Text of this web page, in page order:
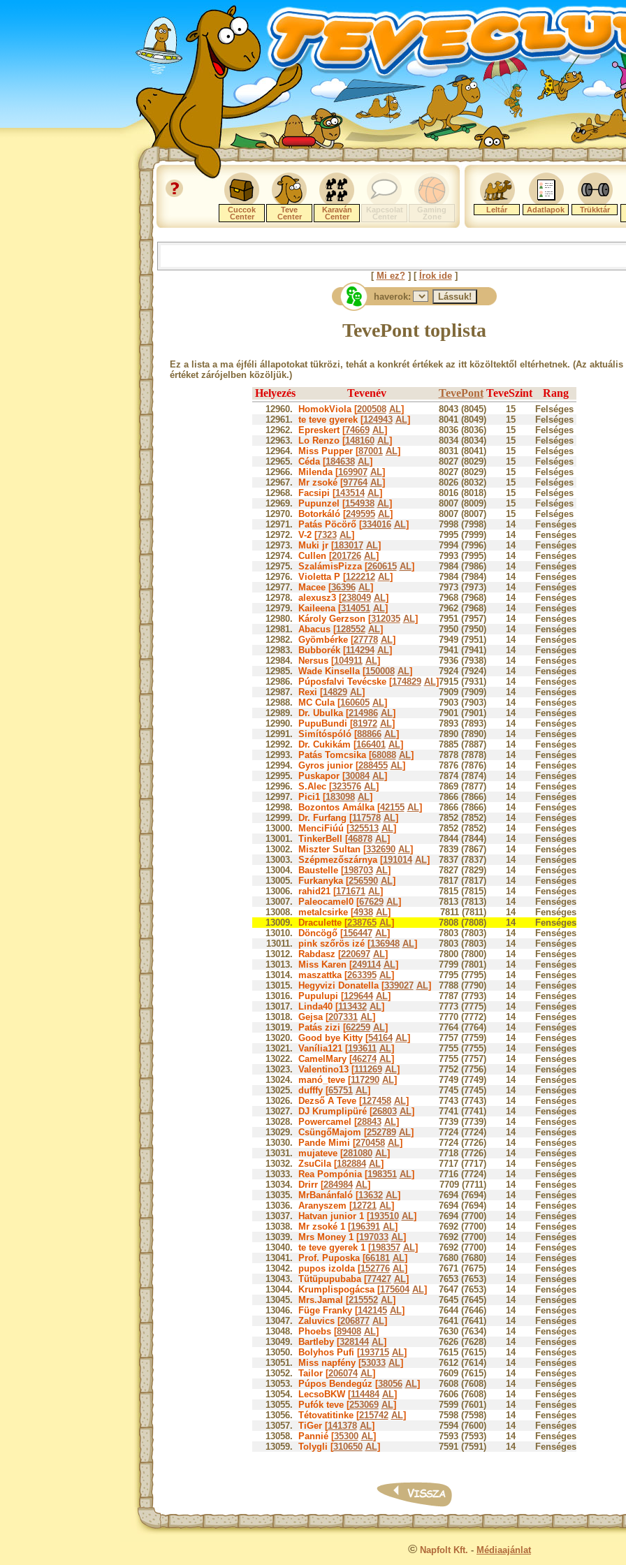
Cuccok
Center
Teve
Center
Karaván
Center
Kapcsolat
Center
Gaming
Zone
Leltár Adatlapok Trükktár
[ Mi ez?] [ Írok ide]
haverok:
TevePont toplista
Ez a lista a ma éjféli állapotokat tükrözi, tehát a konkrét értékek az itt közöltektől eltérhetnek. (Az aktuális
értéket zárójelben közöljük.)
Helyezés Tevenév TevePont TeveSzint Rang
12960. HomokViola [200508 AL] 8043 (8045) 15
Felséges
12961. te teve gyerek [124943 AL] 8041 (8049) 15
Felséges
12962.
Epreskert [74669 AL] 8036 (8036) 15
Felséges
12963.
Lo Renzo [148160 AL] 8034 (8034) 15
Felséges
12964.
Miss Pupper [87001 AL] 8031 (8041) 15
Felséges
12965. Céda [184638 AL] 8027 (8029) 15
Felséges
12966.
Milenda [169907 AL] 8027 (8029) 15
Felséges
12967.
Mr zsoké [97764 AL] 8026 (8032) 15
Felséges
12968.
Facsipi [143514 AL] 8016 (8018) 15
Felséges
12969.
Pupunzel [154938 AL] 8007 (8009) 15
Felséges
12970.
Botorkáló [249595 AL] 8007 (8007) 15
Felséges
12971.
Patás Pöcörő [334016 AL] 7998 (7998) 14
Fenséges
12972. V-2 [7323 AL] 7995 (7999) 14
Fenséges
12973.
Muki jr [183017 AL] 7994 (7996) 14
Fenséges
12974. Cullen [201726 AL] 7993 (7995) 14
Fenséges
12975. SzalámisPizza [260615 AL] 7984 (7986) 14
Fenséges
12976. Violetta P [122212 AL] 7984 (7984) 14
Fenséges
12977.
Macee [36396 AL] 7973 (7973) 14
Fenséges
12978. alexusz3 [238049 AL] 7968 (7968) 14
Fenséges
12979.
Kaileena [314051 AL] 7962 (7968) 14
Fenséges
12980.
Károly Gerzson [312035 AL] 7951 (7957) 14
Fenséges
12981. Abacus [128552 AL] 7950 (7950) 14
Fenséges
12982. Gyömbérke [27778 AL] 7949 (7951) 14
Fenséges
12983.
Bubborék [114294 AL] 7941 (7941) 14
Fenséges
12984.
Nersus [104911 AL] 7936 (7938) 14
Fenséges
12985. Wade Kinsella [150008 AL] 7924 (7924) 14
Fenséges
12986.
Púposfalvi Tevécske [174829 AL]7915 (7931) 14
Fenséges
12987.
Rexi [14829 AL] 7909 (7909) 14
Fenséges
12988.
MC Cula [160605 AL] 7903 (7903) 14
Fenséges
12989.
Dr. Ubulka [214986 AL] 7901 (7901) 14
Fenséges
12990.
PupuBundi [81972 AL] 7893 (7893) 14
Fenséges
12991. Simítóspóló [88866 AL] 7890 (7890) 14
Fenséges
12992.
Dr. Cukikám [166401 AL] 7885 (7887) 14
Fenséges
12993.
Patás Tomcsika [68088 AL] 7878 (7878) 14
Fenséges
12994. Gyros junior [288455 AL] 7876 (7876) 14
Fenséges
12995.
Puskapor [30084 AL] 7874 (7874) 14
Fenséges
12996. S.Alec [323576 AL] 7869 (7877) 14
Fenséges
12997.
Pici1 [183098 AL] 7866 (7866) 14
Fenséges
12998.
Bozontos Amálka [42155 AL] 7866 (7866) 14
Fenséges
12999.
Dr. Furfang [117578 AL] 7852 (7852) 14
Fenséges
13000.
MenciFiúú [325513 AL] 7852 (7852) 14
Fenséges
13001. TinkerBell [46878 AL] 7844 (7844) 14
Fenséges
13002.
Miszter Sultan [332690 AL] 7839 (7867) 14
Fenséges
13003. Szépmezőszárnya [191014 AL] 7837 (7837) 14
Fenséges
13004.
Baustelle [198703 AL] 7827 (7829) 14
Fenséges
13005.
Furkanyka [256590 AL] 7817 (7817) 14
Fenséges
13006. rahid21 [171671 AL] 7815 (7815) 14
Fenséges
13007.
Paleocamel0 [67629 AL] 7813 (7813) 14
Fenséges
13008. metalcsirke [4938 AL] 7811 (7811) 14
Fenséges
13009.
Draculette [238765 AL] 7808 (7808) 14
Fenséges
13010.
Döncögő [156447 AL] 7803 (7803) 14
Fenséges
13011. pink szőrös izé [136948 AL] 7803 (7803) 14
Fenséges
13012.
Rabdasz [220697 AL] 7800 (7800) 14
Fenséges
13013.
Miss Karen [249114 AL] 7799 (7801) 14
Fenséges
13014. maszattka [263395 AL] 7795 (7795) 14
Fenséges
13015.
Hegyvizi Donatella [339027 AL] 7788 (7790) 14
Fenséges
13016.
Pupulupi [129644 AL] 7787 (7793) 14
Fenséges
13017.
Linda40 [113432 AL] 7773 (7775) 14
Fenséges
13018. Gejsa [207331 AL] 7770 (7772) 14
Fenséges
13019.
Patás zizi [62259 AL] 7764 (7764) 14
Fenséges
13020. Good bye Kitty [54164 AL] 7757 (7759) 14
Fenséges
13021. Vanília121 [193611 AL] 7755 (7755) 14
Fenséges
13022. CamelMary [46274 AL] 7755 (7757) 14
Fenséges
13023. Valentino13 [111269 AL] 7752 (7756) 14
Fenséges
13024. manó_teve [117290 AL] 7749 (7749) 14
Fenséges
13025. dufffy [65751 AL] 7745 (7745) 14
Fenséges
13026.
Dezső A Teve [127458 AL] 7743 (7743) 14
Fenséges
13027.
DJ Krumplipüré [26803 AL] 7741 (7741) 14
Fenséges
13028.
Powercamel [28843 AL] 7739 (7739) 14
Fenséges
13029. CsüngőMajom [252789 AL] 7724 (7724) 14
Fenséges
13030.
Pande Mimi [270458 AL] 7724 (7726) 14
Fenséges
13031. mujateve [281080 AL] 7718 (7726) 14
Fenséges
13032. ZsuCila [182884 AL] 7717 (7717) 14
Fenséges
13033.
Rea Pompónia [198351 AL] 7716 (7724) 14
Fenséges
13034.
Drirr [284984 AL] 7709 (7711) 14
Fenséges
13035.
MrBanánfaló [13632 AL] 7694 (7694) 14
Fenséges
13036. Aranyszem [12721 AL] 7694 (7694) 14
Fenséges
13037.
Hatvan junior 1 [193510 AL] 7694 (7700) 14
Fenséges
13038.
Mr zsoké 1 [196391 AL] 7692 (7700) 14
Fenséges
13039.
Mrs Money 1 [197033 AL] 7692 (7700) 14
Fenséges
13040. te teve gyerek 1 [198357 AL] 7692 (7700) 14
Fenséges
13041.
Prof. Puposka [66181 AL] 7680 (7680) 14
Fenséges
13042. pupos izolda [152776 AL] 7671 (7675) 14
Fenséges
13043. Tütüpupubaba [77427 AL] 7653 (7653) 14
Fenséges
13044.
Krumplispogácsa [175604 AL] 7647 (7653) 14
Fenséges
13045.
Mrs.Jamal [215552 AL] 7645 (7645) 14
Fenséges
13046.
Füge Franky [142145 AL] 7644 (7646) 14
Fenséges
13047. Zaluvics [206877 AL] 7641 (7641) 14
Fenséges
13048.
Phoebs [89408 AL] 7630 (7634) 14
Fenséges
13049.
Bartleby [328144 AL] 7626 (7628) 14
Fenséges
13050.
Bolyhos Pufi [193715 AL] 7615 (7615) 14
Fenséges
13051.
Miss napfény [53033 AL] 7612 (7614) 14
Fenséges
13052. Tailor [206074 AL] 7609 (7615) 14
Fenséges
13053.
Púpos Bendegúz [38056 AL] 7608 (7608) 14
Fenséges
13054.
LecsoBKW [114484 AL] 7606 (7608) 14
Fenséges
13055.
Pufók teve [253069 AL] 7599 (7601) 14
Fenséges
13056. Tétovatitinke [215742 AL] 7598 (7598) 14
Fenséges
13057. TiGer [141378 AL] 7594 (7600) 14
Fenséges
13058.
Pannié [35300 AL] 7593 (7593) 14
Fenséges
13059. Tolygli [310650 AL] 7591 (7591) 14 Fenséges
© Napfolt Kft. - Médiaajánlat